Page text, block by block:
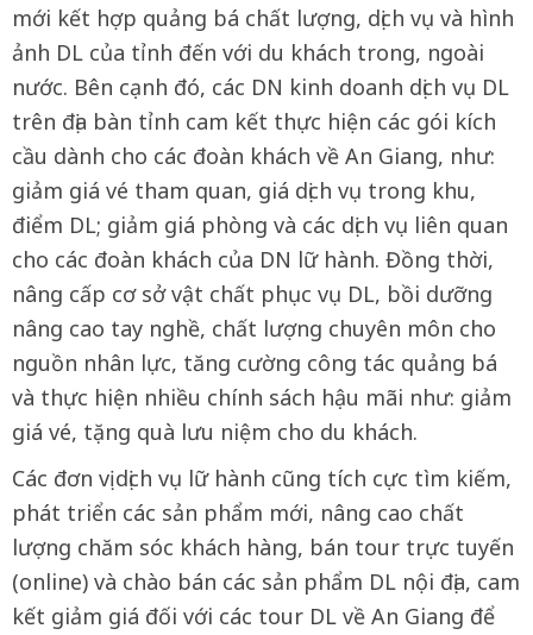
mới kết hợp quảng bá chất lượng, dịch vụ và hình
ảnh DL của tỉnh đến với du khách trong, ngoài
nước. Bên cạnh đó, các DN kinh doanh dịch vụ DL
trên địa bàn tỉnh cam kết thực hiện các gói kích
cầu dành cho các đoàn khách về An Giang, như:
giảm giá vé tham quan, giá dịch vụ trong khu,
điểm DL; giảm giá phòng và các dịch vụ liên quan
cho các đoàn khách của DN lữ hành. Đồng thời,
nâng cấp cơ sở vật chất phục vụ DL, bồi dưỡng
nâng cao tay nghề, chất lượng chuyên môn cho
nguồn nhân lực, tăng cường công tác quảng bá
và thực hiện nhiều chính sách hậu mãi như: giảm
giá vé, tặng quà lưu niệm cho du khách.
Các đơn vị dịch vụ lữ hành cũng tích cực tìm kiếm,
phát triển các sản phẩm mới, nâng cao chất
lượng chăm sóc khách hàng, bán tour trực tuyến
(online) và chào bán các sản phẩm DL nội địa, cam
kết giảm giá đối với các tour DL về An Giang để